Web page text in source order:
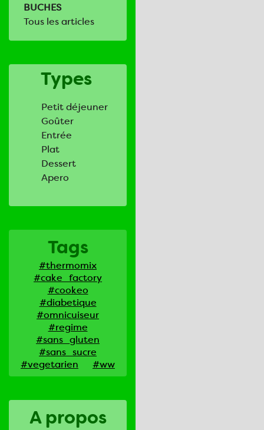
BUCHES
Tous les articles
Types
Petit déjeuner
Goûter
Entrée
Plat
Dessert
Apero
Tags
#thermomix
#cake_factory
#cookeo
#diabetique
#omnicuiseur
#regime
#sans_gluten
#sans_sucre
#vegetarien
#ww
A propos